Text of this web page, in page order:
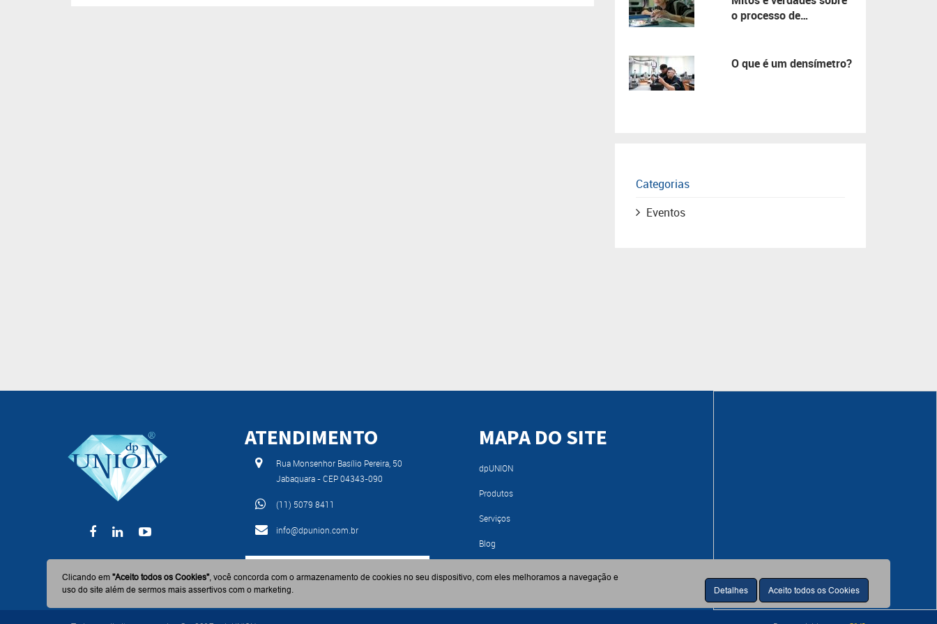
o processo de
O que é um densímetro?
Categorias
Eventos
ATENDIMENTO
Rua Monsenhor Basílio Pereira, 50
Jabaquara - CEP 04343-090
(11) 5079 8411
info@dpunion.com.br
BAIXE AGORA NOSSO CATÁLOGO
MAPA DO SITE
dpUNION
Produtos
Serviços
Blog
Clicando em"Aceito todos os Cookies", você concorda com o armazenamento de cookies no seu dispositivo, com eles melhoramos a navegação e
uso do site além de sermos mais assertivos com o marketing.
Detalhes Aceito todos os Cookies